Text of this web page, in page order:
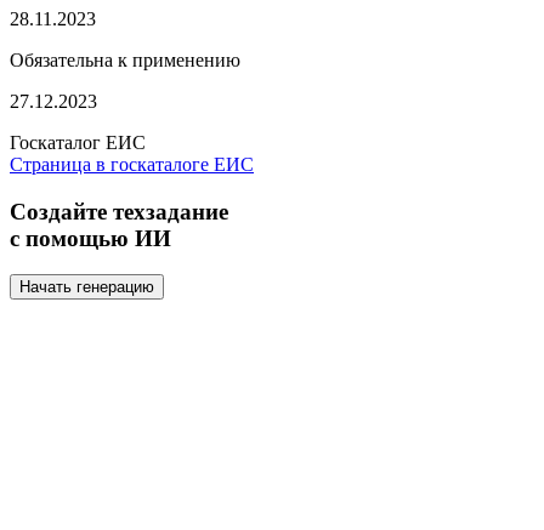
28.11.2023
Обязательна к применению
27.12.2023
Госкаталог ЕИС
Страница в госкаталоге ЕИС
Создайте техзадание
с помощью ИИ
Начать генерацию